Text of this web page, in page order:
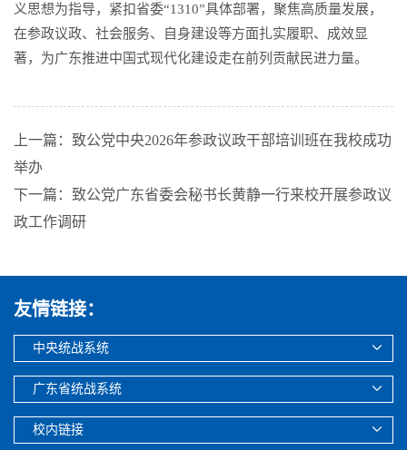
义思想为指导，紧扣省委“1310”具体部署，聚焦高质量发展，
在参政议政、社会服务、自身建设等方面扎实履职、成效显
著，为广东推进中国式现代化建设走在前列贡献民进力量。
上一篇：致公党中央2026年参政议政干部培训班在我校成功
举办
下一篇：致公党广东省委会秘书长黄静一行来校开展参政议
政工作调研
友情链接：
中央统战系统
广东省统战系统
校内链接